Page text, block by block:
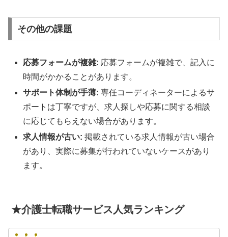
その他の課題
応募フォームが複雑: 応募フォームが複雑で、記入に
時間がかかることがあります。
サポート体制が手薄: 専任コーディネーターによるサ
ポートは丁寧ですが、求人探しや応募に関する相談
に応じてもらえない場合があります。
求人情報が古い: 掲載されている求人情報が古い場合
があり、実際に募集が行われていないケースがあり
ます。
★介護士転職サービス人気ランキング